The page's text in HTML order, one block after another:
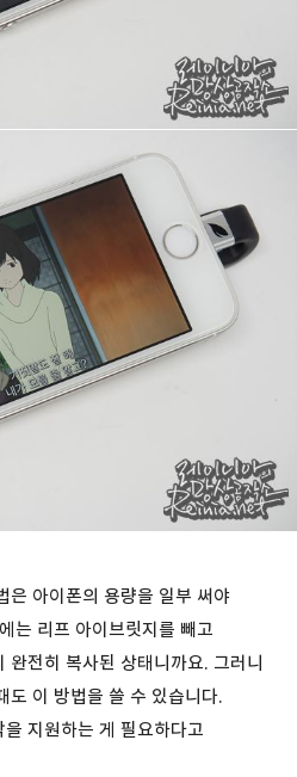
은 아이폰의 용량을 일부 써야
는 리프 아이브릿지를 빼고
완전히 복사된 상태니까요. 그러니
도 이 방법을 쓸 수 있습니다.
지원하는 게 필요하다고